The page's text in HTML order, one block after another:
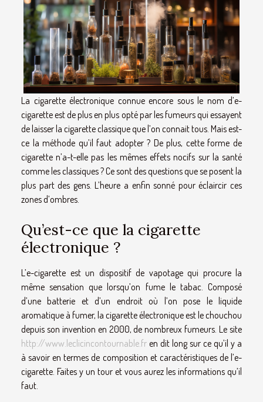
La cigarette électronique connue encore sous le nom d’e-
cigarette est de plus en plus opté par les fumeurs qui essayent
de laisser la cigarette classique que l’on connait tous. Mais est-
ce la méthode qu’il faut adopter ? De plus, cette forme de
cigarette n’a-t-elle pas les mêmes effets nocifs sur la santé
comme les classiques ? Ce sont des questions que se posent la
plus part des gens. L’heure a enfin sonné pour éclaircir ces
zones d’ombres.
Qu’est-ce que la cigarette
électronique ?
L’e-cigarette est un dispositif de vapotage qui procure la
même sensation que lorsqu’on fume le tabac. Composé
d’une batterie et d’un endroit où l’on pose le liquide
aromatique à fumer, la cigarette électronique est le chouchou
depuis son invention en 2000, de nombreux fumeurs. Le site
http://www.leclicincontournable.fr en dit long sur ce qu’il y a
à savoir en termes de composition et caractéristiques de l’e-
cigarette. Faites y un tour et vous aurez les informations qu’il
faut.